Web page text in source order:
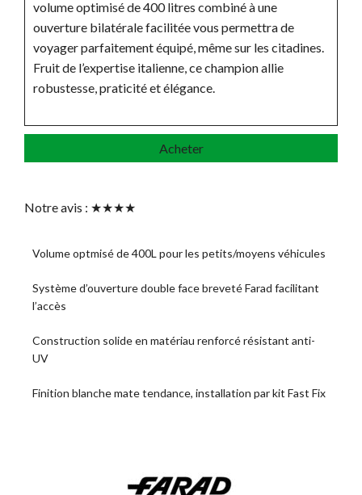
volume optimisé de 400 litres combiné à une
ouverture bilatérale facilitée vous permettra de
voyager parfaitement équipé, même sur les citadines.
Fruit de l’expertise italienne, ce champion allie
robustesse, praticité et élégance.
Acheter
Notre avis : ★★★★
Volume optmisé de 400L pour les petits/moyens véhicules
Système d’ouverture double face breveté Farad facilitant
l’accès
Construction solide en matériau renforcé résistant anti-
UV
Finition blanche mate tendance, installation par kit Fast Fix